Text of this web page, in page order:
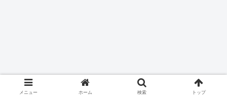
メニュー ホーム 検索 トップ